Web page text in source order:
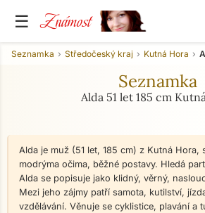
☰ Známost
Seznamka Středočeský kraj Kutná Hora
Seznamka
Alda 51 let 185 cm
Alda je muž (51 let, 185 cm) z Kutná Hora,
modrýma očima, běžné postavy. Hledá
Alda se popisuje jako klidný, věrný,
Mezi jeho zájmy patří samota, kutilství,
vzdělávání. Věnuje se cyklistice, plavání a